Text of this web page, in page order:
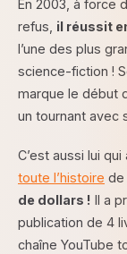
En 2003, à force
refus, il réussit
l’une des plus
science-fiction !
marque le début
un tournant avec
C’est aussi lui
toute l’histoire de
de dollars ! Il a
publication de 4
chaîne YouTube